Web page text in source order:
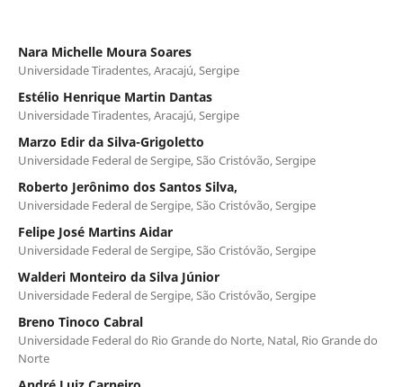
Nara Michelle Moura Soares
Universidade Tiradentes, Aracajú, Sergipe
Estélio Henrique Martin Dantas
Universidade Tiradentes, Aracajú, Sergipe
Marzo Edir da Silva-Grigoletto
Universidade Federal de Sergipe, São Cristóvão, Sergipe
Roberto Jerônimo dos Santos Silva,
Universidade Federal de Sergipe, São Cristóvão, Sergipe
Felipe José Martins Aidar
Universidade Federal de Sergipe, São Cristóvão, Sergipe
Walderi Monteiro da Silva Júnior
Universidade Federal de Sergipe, São Cristóvão, Sergipe
Breno Tinoco Cabral
Universidade Federal do Rio Grande do Norte, Natal, Rio Grande do
Norte